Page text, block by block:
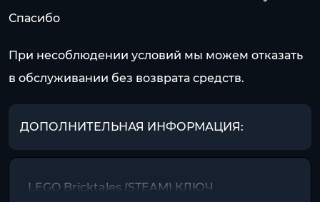
Спасибо
При несоблюдении условий мы можем отказать
в обслуживании без возврата средств.
ДОПОЛНИТЕЛЬНАЯ ИНФОРМАЦИЯ:
LEGO Bricktales (STEAM) КЛЮЧ